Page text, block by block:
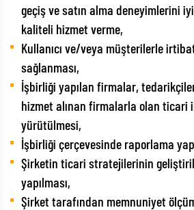
geçiş ve satın alma deneyimlerini
kaliteli hizmet verme,
Kullanıcı ve/veya müşterilerle
sağlanması,
İşbirliği yapılan firmalar,
hizmet alınan firmalarla olan ticari
yürütülmesi,
İşbirliği çerçevesinde raporlama
Şirketin ticari stratejilerinin
yapılması,
Şirket tarafından memnuniyet